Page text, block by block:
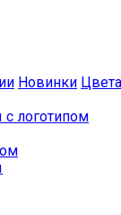
Новинки Цвета
логотипом